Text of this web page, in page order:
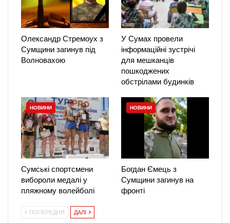
Олександр Стремоух з
Сумщини загинув під
Волновахою
У Сумах провели
інформаційні зустрічі
для мешканців
пошкоджених
обстрілами будинків
НОВИНИ
Сумські спортсмени
вибороли медалі у
пляжному волейболі
НОВИНИ
Богдан Ємець з
Сумщини загинув на
фронті
ПОПЕРЕДНЯ ДАЛІ